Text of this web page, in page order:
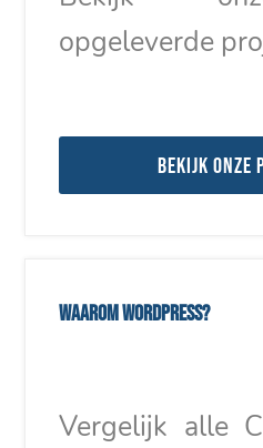
opgeleverde
Bekijk onze
Waarom WordPress?
Vergelijk alle